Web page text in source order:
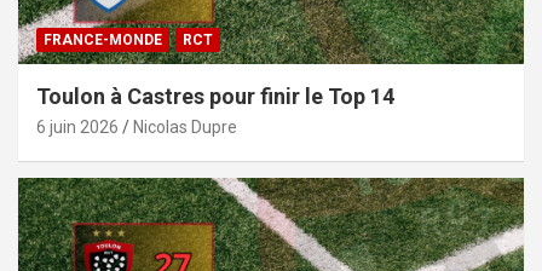
FRANCE-MONDE RCT
Toulon à Castres pour finir le Top 14
6 juin 2026 Nicolas Dupre